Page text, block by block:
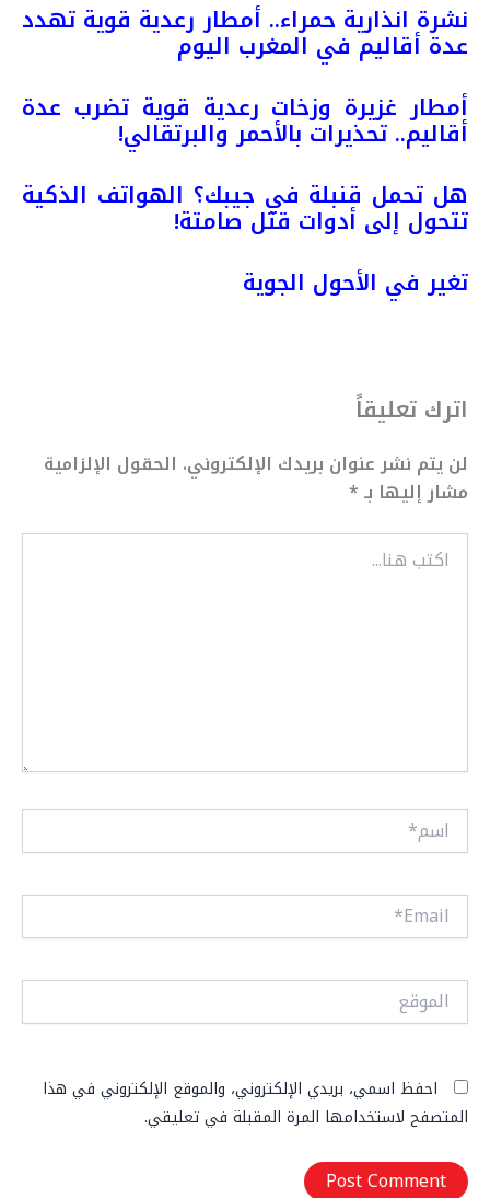
نشرة انذارية حمراء.. أمطار رعدية قوية تهدد
عدة أقاليم في المغرب اليوم
أمطار غزيرة وزخات رعدية قوية تضرب عدة
أقاليم.. تحذيرات بالأحمر والبرتقالي!
هل تحمل قنبلة في جيبك؟ الهواتف الذكية
تتحول إلى أدوات قتل صامتة!
تغير في الأحول الجوية
اترك تعليقاً
لن يتم نشر عنوان بريدك الإلكتروني. الحقول الإلزامية
مشار إليها بـ*
اكتب
هنا...
اسم*
Email*
الموقع
احفظ اسمي، بريدي الإلكتروني، والموقع الإلكتروني في هذا
المتصفح لاستخدامها المرة المقبلة في تعليقي.